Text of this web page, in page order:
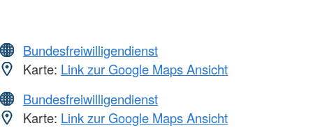
Bundesfreiwilligendienst
Karte: Link zur Google Maps Ansicht
Bundesfreiwilligendienst
Karte: Link zur Google Maps Ansicht